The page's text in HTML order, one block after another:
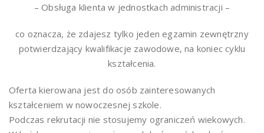
– Obsługa klienta w jednostkach administracji –
co oznacza, że zdajesz tylko jeden egzamin zewnętrzny
potwierdzający kwalifikacje zawodowe, na koniec cyklu
kształcenia.
Oferta kierowana jest do osób zainteresowanych
kształceniem w nowoczesnej szkole.
Podczas rekrutacji nie stosujemy ograniczeń wiekowych.